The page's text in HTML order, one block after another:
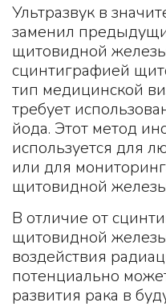
Ультразвук в
заменил
щитовидной
сцинтиграфией
тип медицинской
требует
йода. Этот метод
используется для
или для
щитовидной
В отличие от
щитовидной
воздействия
потенциально
развития рака в